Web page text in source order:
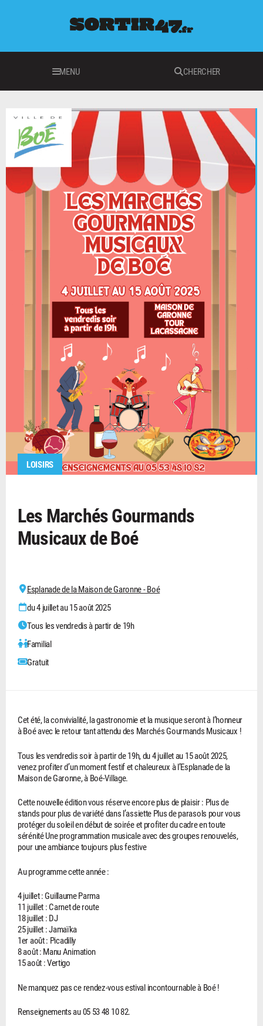
MENU CHERCHER
LOISIRS
Les Marchés Gourmands
Musicaux de Boé
Esplanade de la Maison de Garonne - Boé
du 4 juillet au 15 août 2025
Tous les vendredis à partir de 19h
Familial
Gratuit
Cet été, la convivialité, la gastronomie et la musique seront à l’honneur
à Boé avec le retour tant attendu des Marchés Gourmands Musicaux !
Tous les vendredis soir à partir de 19h, du 4 juillet au 15 août 2025,
venez profiter d’un moment festif et chaleureux à l’Esplanade de la
Maison de Garonne, à Boé-Village.
Cette nouvelle édition vous réserve encore plus de plaisir : Plus de
stands pour plus de variété dans l’assiette Plus de parasols pour vous
protéger du soleil en début de soirée et profiter du cadre en toute
sérénité Une programmation musicale avec des groupes renouvelés,
pour une ambiance toujours plus festive
Au programme cette année :
4 juillet : Guillaume Parma
11 juillet : Carnet de route
18 juillet : DJ
25 juillet : Jamaïka
1er août : Picadilly
8 août : Manu Animation
15 août : Vertigo
Ne manquez pas ce rendez-vous estival incontournable à Boé !
Renseignements au 05 53 48 10 82.